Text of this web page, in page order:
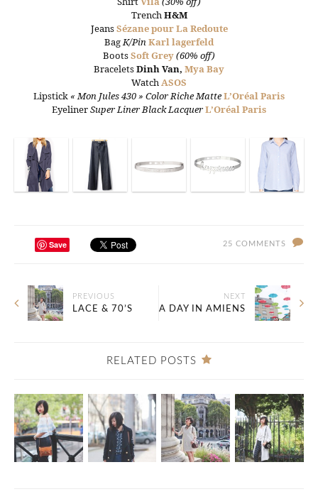
TrenchH&M
JeansSézane pour La Redoute
BagK/PinKarl lagerfeld
BootsSoft Grey(60% off)
BraceletsDinh Van, Mya Bay
WatchASOS
Lipstick« Mon Jules 430 » Color Riche MatteL’Oréal Paris
EyelinerSuper Liner Black LacquerL’Oréal Paris
Save 25 COMMENTS
PREVIOUS
LACE & 70’S
NEXT
A DAY IN AMIENS
RELATED POSTS